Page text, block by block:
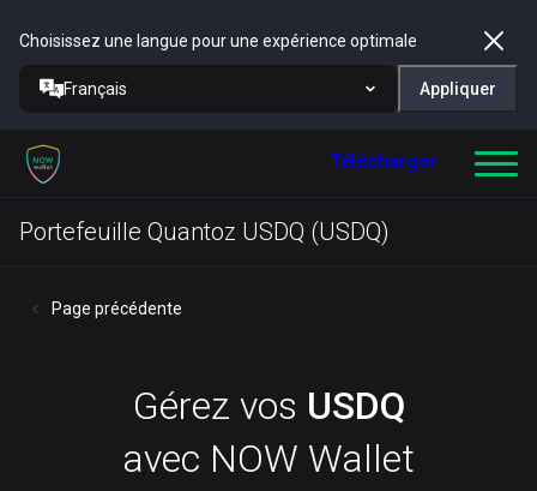
Choisissez une langue pour une expérience optimale
Français Appliquer
Télécharger
Portefeuille Quantoz USDQ (USDQ)
Page précédente
Gérez vos USDQ
avec NOW Wallet